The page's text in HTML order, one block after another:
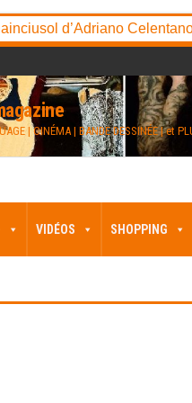
d’Adriano Celentano |
| CINÉMA | BANDE DESSINÉE | et
VIDÉOS SHOPPING